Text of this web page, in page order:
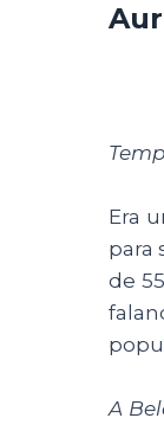
Era
para
de
A